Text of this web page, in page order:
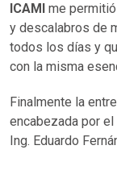
ICAMI me
y descalabros de
todos los días y
con la misma
Finalmente la
encabezada por el
Ing. Eduardo